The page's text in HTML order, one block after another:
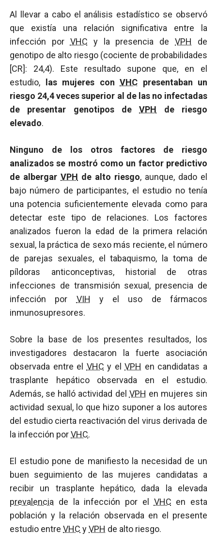
Al llevar a cabo el análisis estadístico se observó
que existía una relación significativa entre la
infección por VHC y la presencia deVPH
de
genotipo de alto riesgo (cociente de probabilidades
[CR]: 24,4). Este resultado supone que, en el
estudio,
las mujeres con VHC presentaban un
riesgo 24,4 veces superior al de las no infectadas
de presentar genotipos deVPH de riesgo
elevado.
Ninguno de los otros factores de riesgo
analizados se mostró como un factor predictivo
de albergar VPH de alto riesgo, aunque, dado el
bajo número de participantes, el estudio no tenía
una potencia suficientemente elevada como para
detectar este tipo de relaciones. Los factores
analizados fueron la edad de la primera relación
sexual, la práctica de sexo más reciente, el número
de parejas sexuales, el tabaquismo, la toma de
píldoras anticonceptivas, historial de otras
infecciones de transmisión sexual, presencia de
infección por VIH y el uso de fármacos
inmunosupresores.
Sobre la base de los presentes resultados, los
investigadores destacaron la fuerte asociación
observada entre el VHC y elVPH en candidatas a
trasplante hepático observada en el estudio.
Además, se halló actividad del VPH en mujeres sin
actividad sexual, lo que hizo suponer a los autores
del estudio cierta reactivación del virus derivada de
la infección porVHC.
El estudio pone de manifiesto la necesidad de un
buen seguimiento de las mujeres candidatas a
recibir un trasplante hepático, dada la elevada
prevalencia de la infección por el VHC en esta
población y la relación observada en el presente
estudio entre VHC yVPH de alto riesgo.